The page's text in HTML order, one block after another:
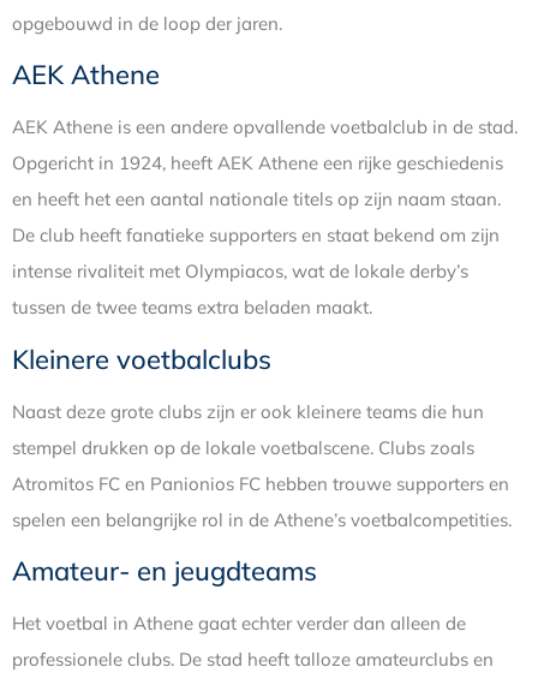
opgebouwd in de loop der jaren.
AEK Athene
AEK Athene is een andere opvallende voetbalclub in de stad.
Opgericht in 1924, heeft AEK Athene een rijke geschiedenis
en heeft het een aantal nationale titels op zijn naam staan.
De club heeft fanatieke supporters en staat bekend om zijn
intense rivaliteit met Olympiacos, wat de lokale derby’s
tussen de twee teams extra beladen maakt.
Kleinere voetbalclubs
Naast deze grote clubs zijn er ook kleinere teams die hun
stempel drukken op de lokale voetbalscene. Clubs zoals
Atromitos FC en Panionios FC hebben trouwe supporters en
spelen een belangrijke rol in de Athene’s voetbalcompetities.
Amateur- en jeugdteams
Het voetbal in Athene gaat echter verder dan alleen de
professionele clubs. De stad heeft talloze amateurclubs en